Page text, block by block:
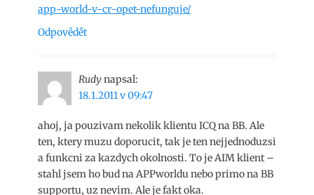
app-world-v-cr-opet-nefunguje/
Odpovědět
Rudynapsal:
18.1.2011 v 09:47
ahoj, ja pouzivam nekolik klientu ICQ na BB. Ale
ten, ktery muzu doporucit, tak je ten nejjednoduzsi
a funkcni za kazdych okolnosti. To je AIM klient –
stahl jsem ho bud na APPworldu nebo primo na BB
supportu, uz nevim. Ale je fakt oka.